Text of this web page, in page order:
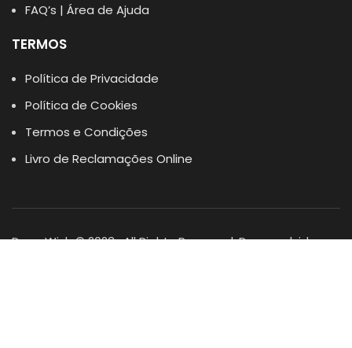
FAQ’s | Área de Ajuda
TERMOS
Política de Privacidade
Política de Cookies
Termos e Condições
Livro de Reclamações Online
Dogs Wish © 2023 . All Rights Reserved. Desenvolvido por